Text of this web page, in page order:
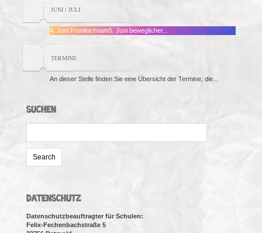
JUNI / JULI
4. Juni Fronleichnam5. Juni beweglicher...
TERMINE
An dieser Stelle finden Sie eine Übersicht der Termine, die...
SUCHEN
DATENSCHUTZ
Datenschutzbeauftragter für Schulen:
Felix-Fechenbachstraße 5